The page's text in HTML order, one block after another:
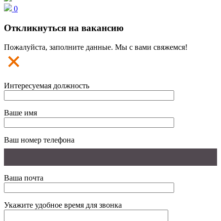
0
Откликнуться на вакансию
Пожалуйста, заполните данные. Мы с вами свяжемся!
Интересуемая должность
Ваше имя
Ваш номер телефона
Ваша почта
Укажите удобное время для звонка